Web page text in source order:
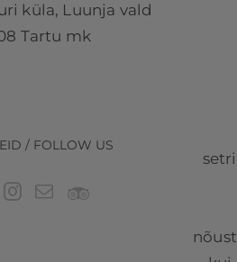
küla, Luunja vald
Tartu mk
/ FOLLOW US